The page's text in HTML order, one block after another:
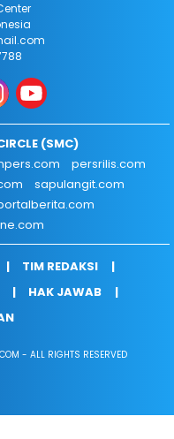
(SMC)
persrilis.com
sapulangit.com
TIM REDAKSI
HAK JAWAB
- ALL RIGHTS RESERVED